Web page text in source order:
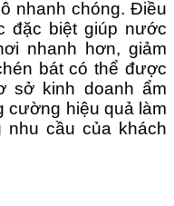
nhanh chóng. Điều
đặc biệt giúp nước
nhanh hơn, giảm
bát có thể được
sở kinh doanh ẩm
cường hiệu quả làm
nhu cầu của khách